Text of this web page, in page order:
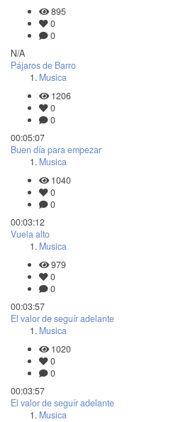
895
0
0
N/A
Pájaros de Barro
Musica
1206
0
0
00:05:07
Buen día para empezar
Musica
1040
0
0
00:03:12
Vuela alto
Musica
979
0
0
00:03:57
El valor de seguír adelante
Musica
1020
0
0
00:03:57
El valor de seguír adelante
Musica